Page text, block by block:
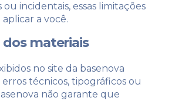
incidentais, essas limitações
a você.
dos materiais
no site da basenova
técnicos, tipográficos ou
não garante que